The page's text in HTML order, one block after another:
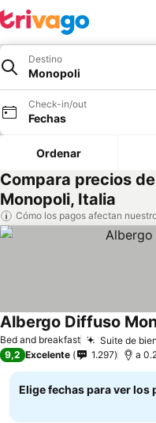
Destino
Monopoli
Check-in/out
Fechas
Ordenar
Compara precios
Monopoli, Italia
Cómo los pagos afectan
Bed and breakfast Suite de
Albergo Diffuso
9,2 Excelente 1.297 a
Elige fechas para ver los